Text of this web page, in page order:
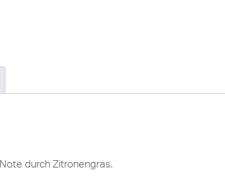
durch Zitronengras.